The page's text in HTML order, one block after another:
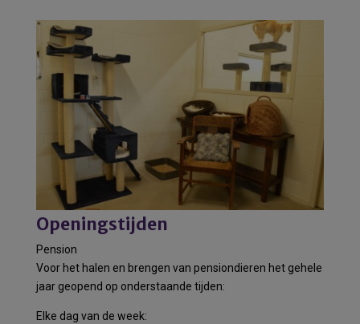
Openingstijden
Pension
Voor het halen en brengen van pensiondieren het gehele
jaar geopend op onderstaande tijden:
Elke dag van de week: